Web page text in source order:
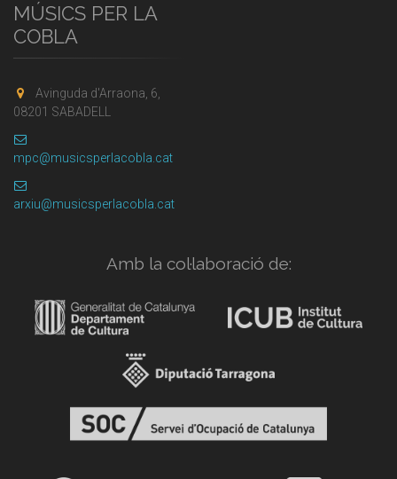
MÚSICS PER LA
COBLA
Avinguda d'Arraona, 6,
08201 SABADELL
mpc@musicsperlacobla.cat
arxiu@musicsperlacobla.cat
Amb la col·laboració de: